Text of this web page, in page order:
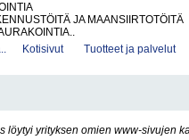
JA MAANSIIRTOTÖITÄ
Kotisivut Tuotteet ja palvelut
löytyi yrityksen omien www-sivujen